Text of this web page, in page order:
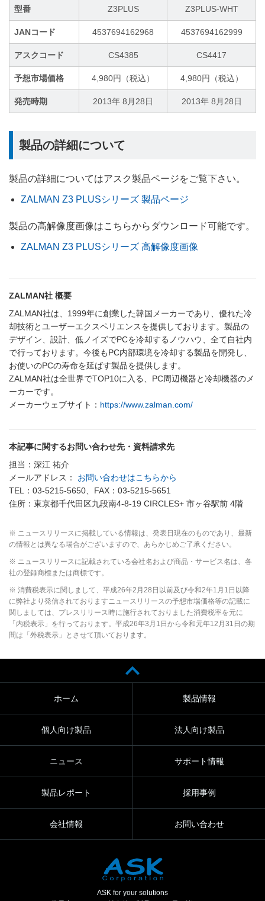
型番 Z3PLUS Z3PLUS-WHT
JANコード 4537694162968 4537694162999
アスクコード CS4385 CS4417
予想市場価格 4,980円（税込） 4,980円（税込）
発売時期 2013年 8月28日 2013年 8月28日
製品の詳細について
製品の詳細についてはアスク製品ページをご覧下さい。
ZALMAN Z3 PLUSシリーズ 製品ページ
製品の高解像度画像はこちらからダウンロード可能です。
ZALMAN Z3 PLUSシリーズ 高解像度画像
ZALMAN社 概要
ZALMAN社は、1999年に創業した韓国メーカーであり、優れた冷
却技術とユーザーエクスペリエンスを提供しております。製品の
デザイン、設計、低ノイズでPCを冷却するノウハウ、全て自社内
で行っております。今後もPC内部環境を冷却する製品を開発し、
お使いのPCの寿命を延ばす製品を提供します。
ZALMAN社は全世界でTOP10に入る、PC周辺機器と冷却機器のメ
ーカーです。
メーカーウェブサイト： https://www.zalman.com/
本記事に関するお問い合わせ先・資料請求先
担当：深江 祐介
メールアドレス： お問い合わせはこちらから
TEL：03-5215-5650、FAX：03-5215-5651
住所：東京都千代田区九段南4-8-19 CIRCLES+ 市ヶ谷駅前 4階
※ ニュースリリースに掲載している情報は、発表日現在のものであり、最新
の情報とは異なる場合がございますので、あらかじめご了承ください。
※ ニュースリリースに記載されている会社名および商品・サービス名は、各
社の登録商標または商標です。
※ 消費税表示に関しまして、平成26年2月28日以前及び令和2年1月1日以降
に弊社より発信されておりますニュースリリースの予想市場価格等の記載に
関しましては、プレスリリース時に施行されておりました消費税率を元に
「内税表示」を行っております。平成26年3月1日から令和元年12月31日の期
間は「外税表示」とさせて頂いております。
ホーム 製品情報
個人向け製品 法人向け製品
ニュース サポート情報
製品レポート 採用事例
会社情報 お問い合わせ
ASK for your solutions